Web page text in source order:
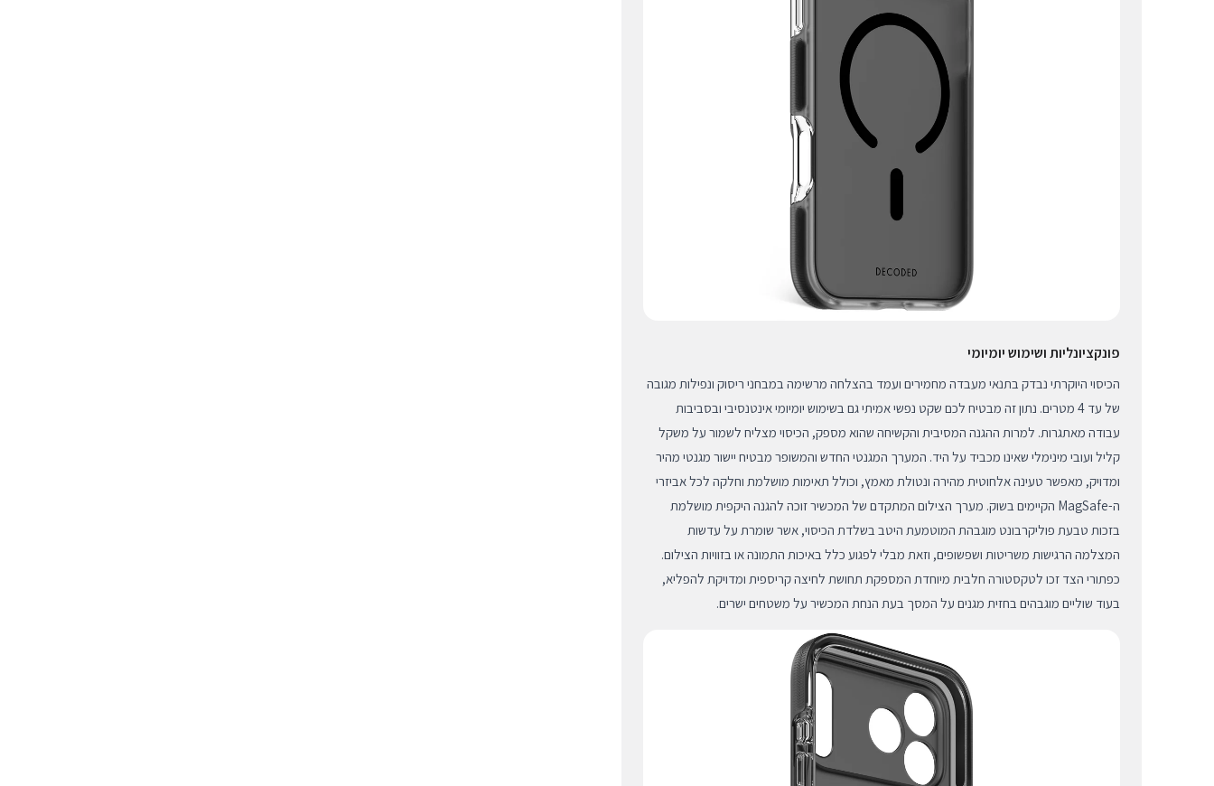
פונקציונליות ושימוש יומיומי
הכיסוי היוקרתי נבדק בתנאי מעבדה מחמירים ועמד בהצלחה מרשימה במבחני ריסוק ונפילות מגובה
של עד 4 מטרים. נתון זה מבטיח לכם שקט נפשי אמיתי גם בשימוש יומיומי אינטנסיבי ובסביבות
עבודה מאתגרות. למרות ההגנה המסיבית והקשיחה שהוא מספק, הכיסוי מצליח לשמור על משקל
קליל ועובי מינימלי שאינו מכביד על היד. המערך המגנטי החדש והמשופר מבטיח יישור מגנטי מהיר
ומדויק, מאפשר טעינה אלחוטית מהירה ונטולת מאמץ, וכולל תאימות מושלמת וחלקה לכל אביזרי
ה-MagSafe הקיימים בשוק. מערך הצילום המתקדם של המכשיר זוכה להגנה היקפית מושלמת
בזכות טבעת פוליקרבונט מוגבהת המוטמעת היטב בשלדת הכיסוי, אשר שומרת על עדשות
המצלמה הרגישות משריטות ושפשופים, וזאת מבלי לפגוע כלל באיכות התמונה או בזוויות הצילום.
כפתורי הצד זכו לטקסטורה חלבית מיוחדת המספקת תחושת לחיצה קריספית ומדויקת להפליא,
בעוד שוליים מוגבהים בחזית מגנים על המסך בעת הנחת המכשיר על משטחים ישרים.